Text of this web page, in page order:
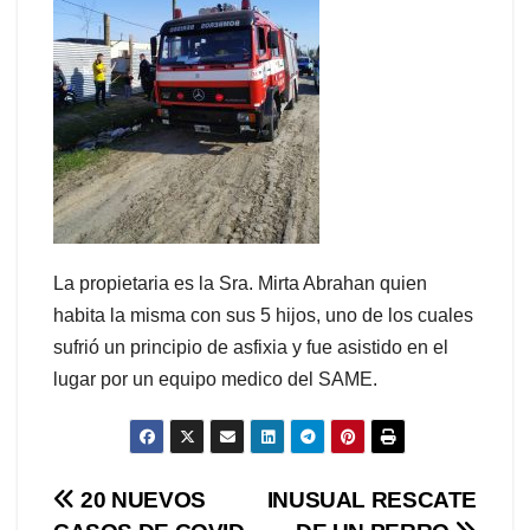
La propietaria es la Sra. Mirta Abrahan quien
habita la misma con sus 5 hijos, uno de los cuales
sufrió un principio de asfixia y fue asistido en el
lugar por un equipo medico del SAME.
Navegación
INUSUAL RESCATE
20 NUEVOS